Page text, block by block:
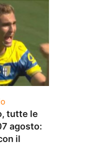
tutte le
agosto:
il